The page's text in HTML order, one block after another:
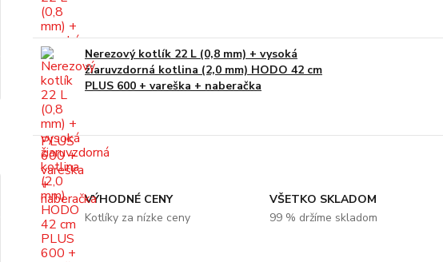
Nerezový kotlík 22 L (0,8 mm) + vysoká
žiaruvzdorná kotlina (2,0 mm) HODO 42 cm
PLUS 600 + vareška + naberačka
VÝHODNÉ CENY
Kotlíky za nízke ceny
VŠETKO SKLADOM
99 % držíme skladom